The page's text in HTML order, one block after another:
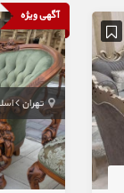
آگهی ویژه
تهران